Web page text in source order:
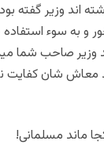
اند وزیر گفته
به سوء استفاده
معاش شان کفایت
ماند مسلمانی!